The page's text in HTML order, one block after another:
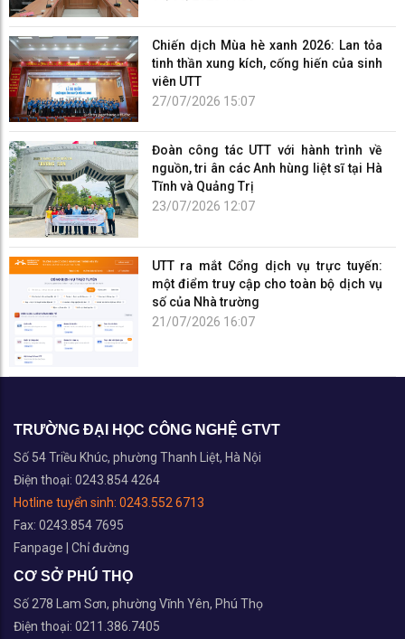
Chiến dịch Mùa hè xanh 2026: Lan tỏa
tinh thần xung kích, cống hiến của sinh
viên UTT
27/07/2026 15:07
Đoàn công tác UTT với hành trình về
nguồn, tri ân các Anh hùng liệt sĩ tại Hà
Tĩnh và Quảng Trị
23/07/2026 12:07
UTT ra mắt Cổng dịch vụ trực tuyến:
một điểm truy cập cho toàn bộ dịch vụ
số của Nhà trường
21/07/2026 16:07
TRƯỜNG ĐẠI HỌC CÔNG NGHỆ GTVT
Số 54 Triều Khúc, phường Thanh Liệt, Hà Nội
Điện thoại: 0243.854 4264
Hotline tuyển sinh: 0243.552 6713
Fax: 0243.854 7695
Fanpage
Chỉ đường
CƠ SỞ PHÚ THỌ
Số 278 Lam Sơn, phường Vĩnh Yên, Phú Thọ
Điện thoại: 0211.386.7405